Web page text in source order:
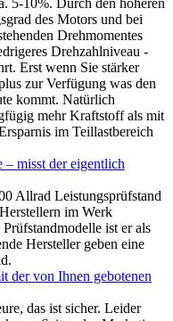
des Motors und bei
Drehmomentes
Drehzahlniveau -
Erst wenn Sie stärker
zur Verfügung was den
kommt. Natürlich
mehr Kraftstoff als mit
im Teillastbereich
– misst der eigentlich
Allrad Leistungsprüfstand
im Werk
ist er als
Hersteller geben eine
der von Ihnen gebotenen
das ist sicher. Leider